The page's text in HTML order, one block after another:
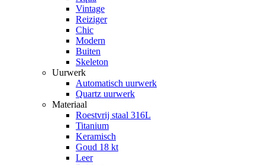
Vintage
Reiziger
Chic
Modern
Buiten
Skeleton
Uurwerk
Automatisch uurwerk
Quartz uurwerk
Materiaal
Roestvrij staal 316L
Titanium
Keramisch
Goud 18 kt
Leer